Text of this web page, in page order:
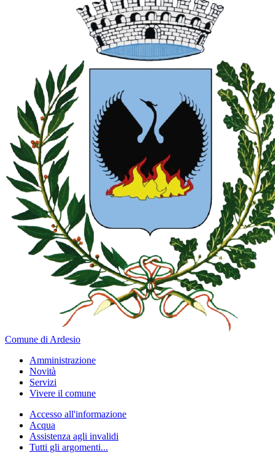
Comune di Ardesio
Amministrazione
Novità
Servizi
Vivere il comune
Accesso all'informazione
Acqua
Assistenza agli invalidi
Tutti gli argomenti...